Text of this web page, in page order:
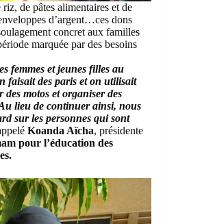
riz, de pâtes alimentaires et de
d’argent…ces dons
concret aux familles
marquée par des besoins
femmes et jeunes filles au
faisait des paris et on utilisait
des motos et organiser des
lieu de continuer ainsi, nous
sur les personnes qui sont
Koanda Aïcha, présidente
pour l’éducation des